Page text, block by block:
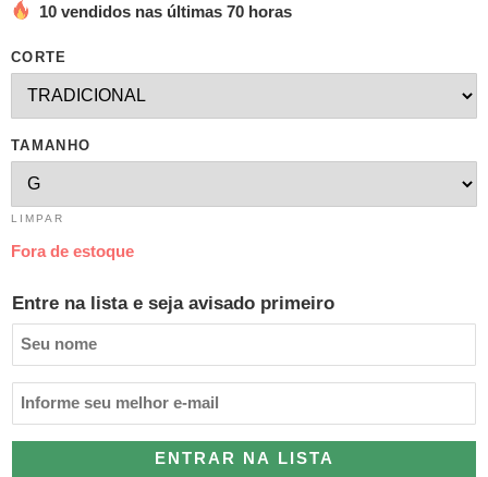
10 vendidos nas últimas 70 horas
CORTE
TAMANHO
LIMPAR
Fora de estoque
Entre na lista e seja avisado primeiro
ENTRAR NA LISTA